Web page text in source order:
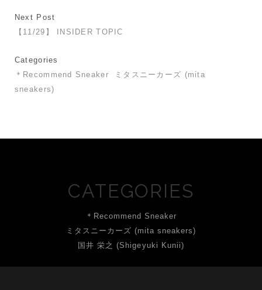
Next Post
【11/29】 INSIDER TOPIC
Categories
＊Recommend Sneaker
ミタスニーカーズ (mita
sneakers)
CATEGORIES
＊Recommend Sneaker
ミタスニーカーズ (mita sneakers)
国井 栄之 (Shigeyuki Kunii)